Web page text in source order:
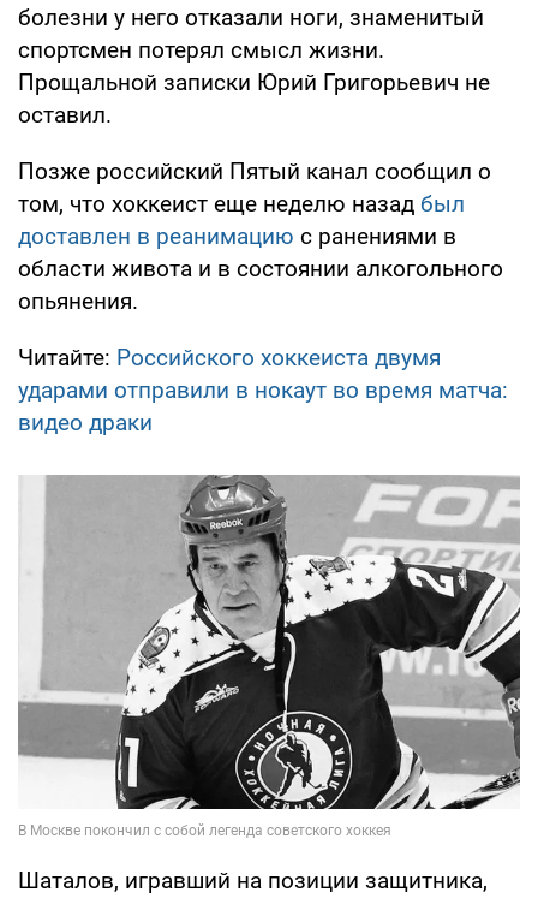
болезни у него отказали ноги, знаменитый
спортсмен потерял смысл жизни.
Прощальной записки Юрий Григорьевич не
оставил.
Позже российский Пятый канал сообщил о
том, что хоккеист еще неделю назад был
доставлен в реанимацию с ранениями в
области живота и в состоянии алкогольного
опьянения.
Читайте: Российского хоккеиста двумя
ударами отправили в нокаут во время матча:
видео драки
Шаталов, игравший на позиции защитника,